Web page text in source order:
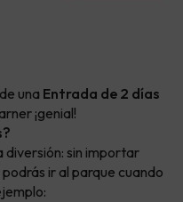
una Entrada de 2 días
¡genial!
diversión: sin importar
ir al parque cuando